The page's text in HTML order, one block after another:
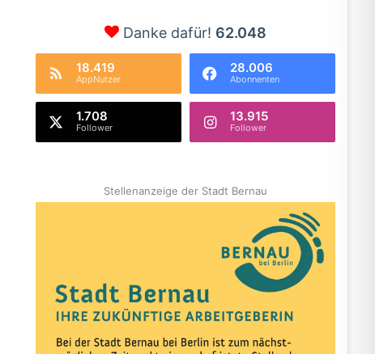
Danke dafür! 62.048
18.419
AppNutzer
28.006
Abonnenten
1.708
Follower
13.915
Follower
Stellenanzeige der Stadt Bernau